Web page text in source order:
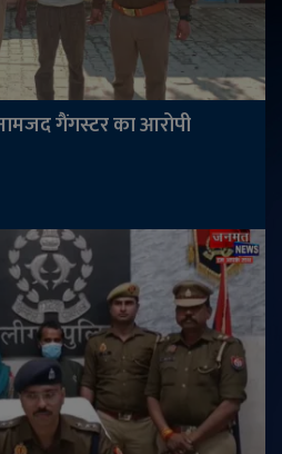
गैंगस्टर का आरोपी